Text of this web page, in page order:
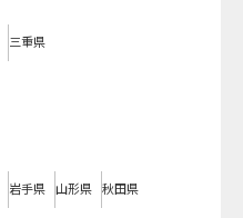
三重県
岩手県 山形県 秋田県